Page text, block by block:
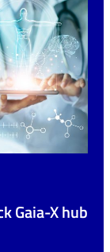
Gaia-X hub